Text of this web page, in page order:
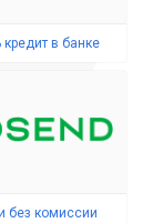
в банке
без комиссии